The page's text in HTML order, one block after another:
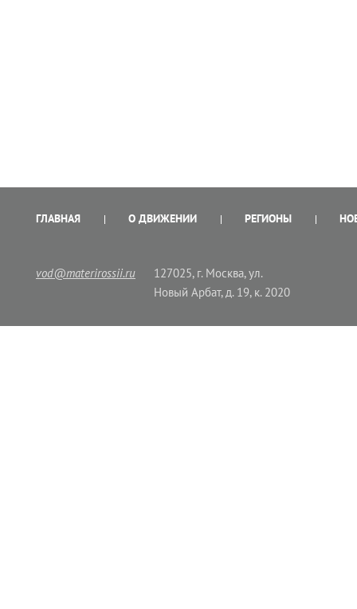
ГЛАВНАЯ О ДВИЖЕНИИ РЕГИОНЫ
vod@materirossii.ru
127025, г. Москва, ул.
Новый Арбат, д. 19, к. 2020